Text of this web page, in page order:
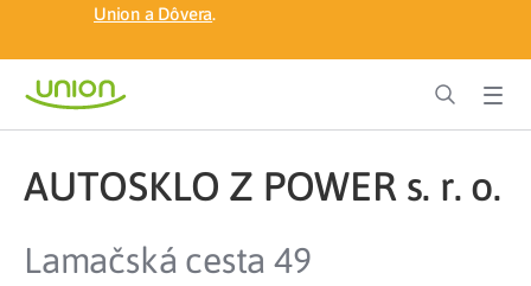
Union a Dôvera.
AUTOSKLO Z POWER s. r. o.
Lamačská cesta 49